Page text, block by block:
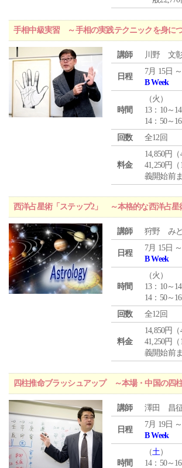
手相中級実習 ～手相の実践テクニックを身に
講師 川野 文
日程
7月 15日
B Week
時間
（火 ）
13：10～
14：50～
回数
全12回
料金
14,850円
41,250円
義開始前ま
西洋占星術「ステップ2」 ～本格的な西洋占星
講師 狩野 み
日程
7月 15日
B Week
時間
（火 ）
13：10～
14：50～
回数
全12回
料金
14,850円
41,250円
義開始前ま
四柱推命ブラッシュアップ ～本場・中国の四
講師 澤田 昌
日程
7月 19日
B Week
時間
（土）
14：50～